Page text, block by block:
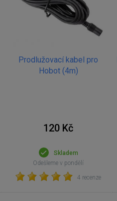
Prodlužovací kabel pro
Hobot (4m)
120 Kč
Skladem
Odešleme v pondělí
4 recenze